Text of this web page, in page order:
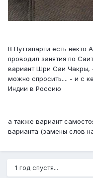
В Путтапарти есть некто
проводил занятия по
вариант Шри Саи Чакры,
можно спросить.... - и с
Индии в Россию
а также вариант
варианта (замены слов
1 год спустя...